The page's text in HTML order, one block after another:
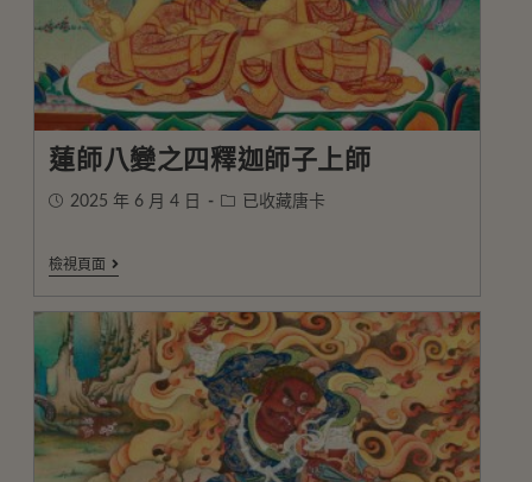
蓮師八變之四釋迦師子上師
2025 年 6 月 4 日 已收藏唐卡
檢視頁面